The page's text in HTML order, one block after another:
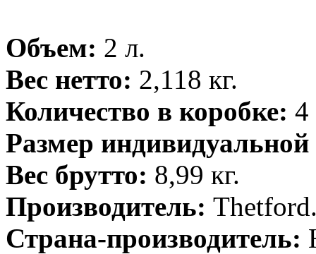
Объем: 2 л.
Вес нетто: 2,118 кг.
Количество в коробке: 4
Размер
Вес брутто: 8,99 кг.
Производитель:
Страна-производитель: